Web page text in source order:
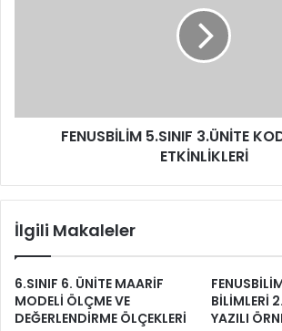
FENUSBİLİM 5.SINIF 3.ÜNİTE
ETKİNLİKLERİ
İlgili Makaleler
6.SINIF 6. ÜNİTE MAARİF
MODELİ ÖLÇME VE
DEĞERLENDİRME ÖLÇEKLERİ
BİLİMLERİ
YAZILI